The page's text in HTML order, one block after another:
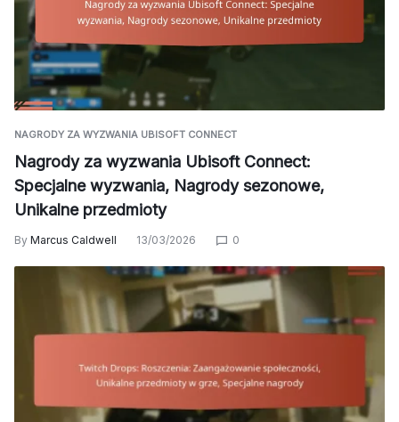
NAGRODY ZA WYZWANIA UBISOFT CONNECT
Nagrody za wyzwania Ubisoft Connect:
Specjalne wyzwania, Nagrody sezonowe,
Unikalne przedmioty
By Marcus Caldwell 13/03/2026 0